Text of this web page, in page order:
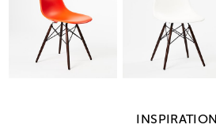
INSPIRATION